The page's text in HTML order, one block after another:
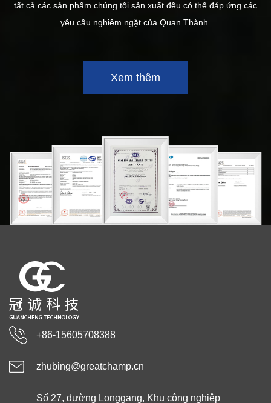
tất cả các sản phẩm chúng tôi sản xuất đều có thể đáp ứng các
yêu cầu nghiêm ngặt của Quan Thành.
Xem thêm
+86-15605708388
zhubing@greatchamp.cn
Số 27, đường Longgang, Khu công nghiệp